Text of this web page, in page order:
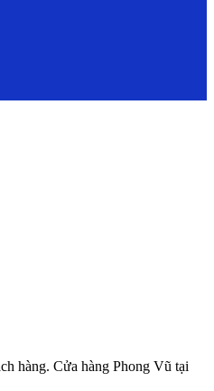
hàng. Cửa hàng Phong Vũ tại